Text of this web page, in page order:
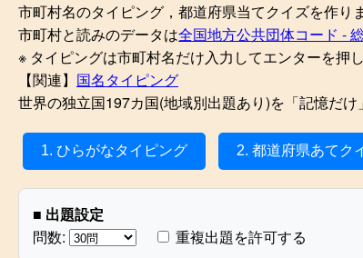
市町村名のタイピング，都道府県当てクイズを作り
市町村と読みのデータは全国地方公共団体コード -
※ タイピングは市町村名だけ入力してエンターを
【関連】 国名タイピング
世界の独立国197カ国(地域別出題あり)を「記憶だ
1. ひらがなタイピング 2. 都道府県あてク
■ 出題設定
問数:
重複出題を許可する